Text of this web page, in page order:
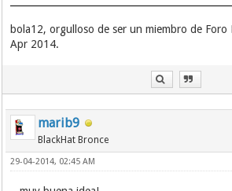
bola12, orgulloso de ser un miembro de Foro
Apr 2014.
marib9
BlackHat Bronce
29-04-2014, 02:45 AM